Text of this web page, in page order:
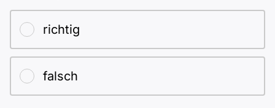
richtig
falsch